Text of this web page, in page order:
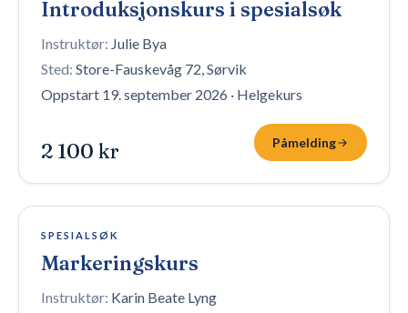
Introduksjonskurs i spesialsøk
Instruktør: Julie Bya
Sted: Store-Fauskevåg 72, Sørvik
Oppstart 19. september 2026 · Helgekurs
2 100 kr Påmelding
6 plasser igjen
SPESIALSØK
Markeringskurs
Instruktør: Karin Beate Lyng